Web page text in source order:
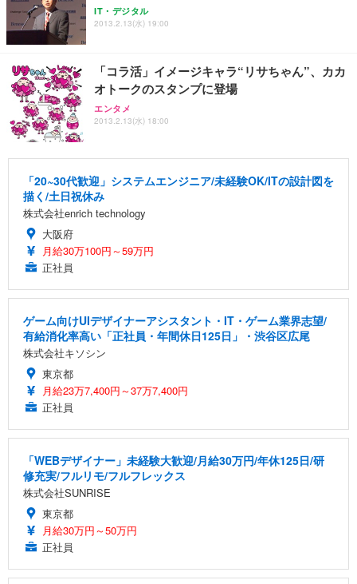
IT・デジタル
2013.2.13(水) 19:00
「コラ活」イメージキャラ“リサちゃん”、カカ
オトークのスタンプに登場
エンタメ
2013.2.13(水) 18:00
「20~30代歓迎」システムエンジニア/未経験OK/ITの設計図を
描く/土日祝休み
株式会社enrich technology
大阪府
月給30万100円～59万円
正社員
ゲーム向けUIデザイナーアシスタント・IT・ゲーム業界志望/
有給消化率高い「正社員・年間休日125日」・渋谷区広尾
株式会社キソシン
東京都
月給23万7,400円～37万7,400円
正社員
「WEBデザイナー」未経験大歓迎/月給30万円/年休125日/研
修充実/フルリモ/フルフレックス
株式会社SUNRISE
東京都
月給30万円～50万円
正社員